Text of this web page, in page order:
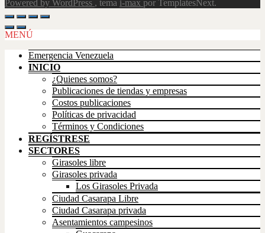
Powered by WordPress , tema i-max por TemplatesNext.
Scroll
Up
MENÚ
Emergencia Venezuela
INICIO
¿Quienes somos?
Publicaciones de tiendas y empresas
Costos publicaciones
Políticas de privacidad
Términos y Condiciones
REGÍSTRESE
SECTORES
Girasoles libre
Girasoles privada
Los Girasoles Privada
Ciudad Casarapa Libre
Ciudad Casarapa privada
Asentamientos campesinos